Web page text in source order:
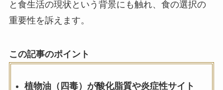
と食生活の現状という背景にも触れ、食の選択の
重要性を訴えます。
この記事のポイント
植物油（四毒）が酸化脂質や炎症性サイト